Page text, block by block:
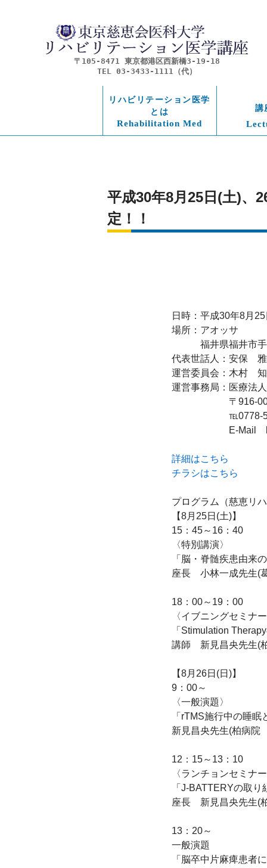
〒105-8471 東京都港区西新橋3-19-18
TEL 03-3433-1111（代）
リハビリテーション医学
とは
Rehabilitation Med
講
平成30年8月25日(土)、
定！！
日時：平成30年8月
場所：アオッサ
福井県福井市手寄
代表世話人：安保　
運営委員会：木村　
運営事務局：医療法
〒916-0025　
℡0778-51-
E-Mail　
詳細はこちら
チラシはこちら
プログラム（慈恵リ
【8月25日(土)】
15：45～16：40
〈特別講演〉
「脳・脊髄疾患由来
座長　小林一成先生(
18：00～19：00
〈イブニングセミナ
「Stimulation
講師　新見昌央先生(
【8月26日(日)】
9：00～
〈一般演題〉
「rTMS施行中の睡
新見昌央先生(柏病院
12：15～13：10
〈ランチョンセミナ
「J-BATTERYの取
座長　新見昌央先生(
13：20～
一般演題
「脳卒中片麻痺患者